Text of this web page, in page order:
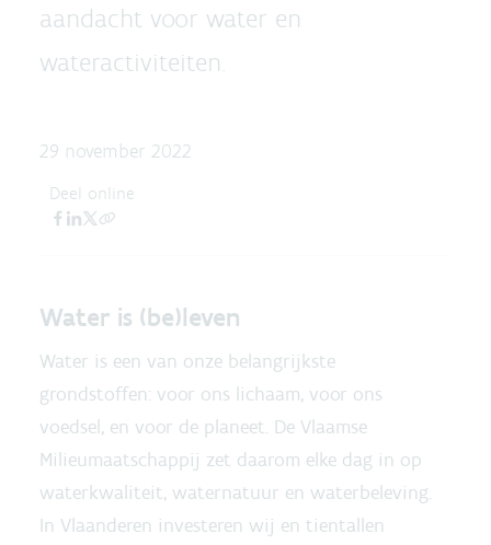
aandacht voor water en
wateractiviteiten.
29 november 2022
Deel online
Water is (be)leven
Water is een van onze belangrijkste
grondstoffen: voor ons lichaam, voor ons
voedsel, en voor de planeet. De Vlaamse
Milieumaatschappij zet daarom elke dag in op
waterkwaliteit, waternatuur en waterbeleving.
In Vlaanderen investeren wij en tientallen